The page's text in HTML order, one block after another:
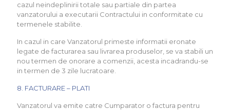
cazul neindeplinirii totale sau partiale din partea
vanzatorului a executarii Contractului in conformitate cu
termenele stabilite.
In cazul in care Vanzatorul primeste informatii eronate
legate de facturarea sau livrarea produselor, se va stabili un
nou termen de onorare a comenzii, acesta incadrandu-se
in termen de 3 zile lucratoare.
8. FACTURARE – PLATI
Vanzatorul va emite catre Cumparator o factura pentru